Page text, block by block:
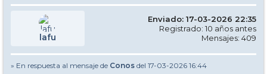
lafu
Enviado: 17-03-2026 22:35
Registrado: 10 años antes
Mensajes: 409
» En respuesta al mensaje de Conos del 17-03-2026 16:44